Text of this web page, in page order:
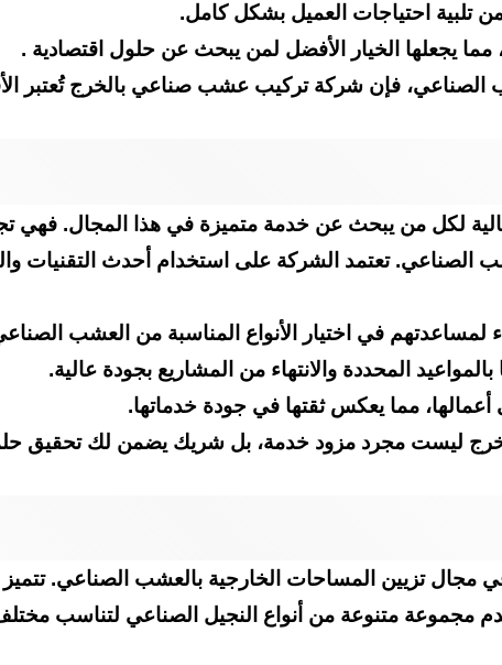
تلبية احتياجات العميل بشكل كامل.
يجعلها الخيار الأفضل لمن يبحث عن حلول اقتصادية .
الصناعي، فإن شركة تركيب عشب صناعي بالخرج تُعتبر
لكل من يبحث عن خدمة متميزة في هذا المجال. فهي
الصناعي. تعتمد الشركة على استخدام أحدث
لمساعدتهم في اختيار الأنواع المناسبة من العشب
المحددة والانتهاء من المشاريع بجودة عالية.
مما يعكس ثقتها في جودة خدماتها.
ليست مجرد مزود خدمة، بل شريك يضمن لك تحقيق
مجال تزيين المساحات الخارجية بالعشب الصناعي.
مجموعة متنوعة من أنواع النجيل الصناعي لتناسب